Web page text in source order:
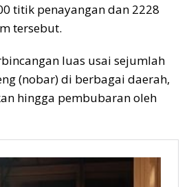
titik penayangan dan 2228
tersebut.
luas usai sejumlah
(nobar) di berbagai daerah,
hingga pembubaran oleh